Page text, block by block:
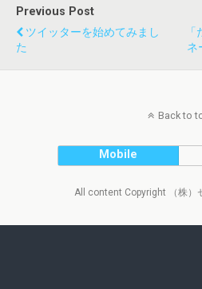
Previous Post
ツイッターを始めてみまし
た
ネ
Back to
Mobile
All content Copyright （株）